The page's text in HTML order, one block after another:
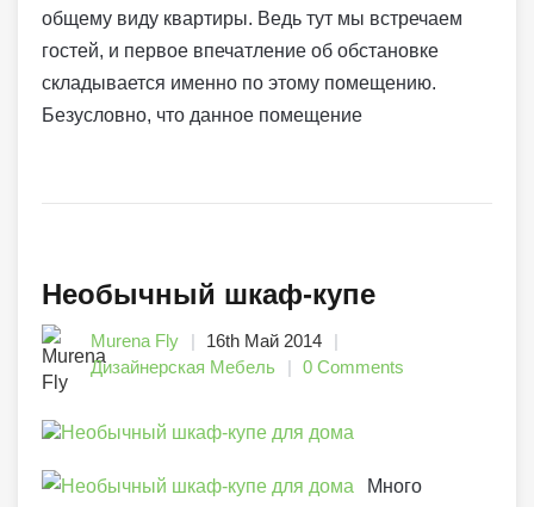
общему виду квартиры. Ведь тут мы встречаем
гостей, и первое впечатление об обстановке
складывается именно по этому помещению.
Безусловно, что данное помещение
Необычный шкаф-купе
Murena Fly
16th Май 2014
Дизайнерская Мебель
0 Comments
Много